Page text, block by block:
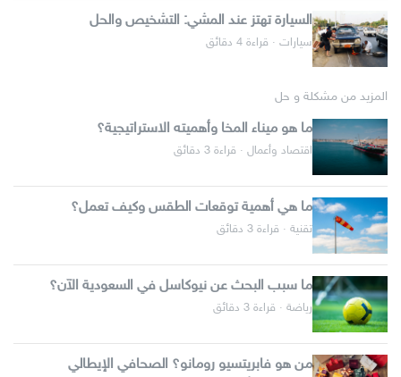
السيارة تهتز عند المشي: التشخيص والحل
سيارات · قراءة 4 دقائق
المزيد من مشكلة و حل
ما هو ميناء المخا وأهميته الاستراتيجية؟
اقتصاد وأعمال · قراءة 3 دقائق
ما هي أهمية توقعات الطقس وكيف تعمل؟
تقنية · قراءة 3 دقائق
ما سبب البحث عن نيوكاسل في السعودية الآن؟
رياضة · قراءة 3 دقائق
من هو فابريتسيو رومانو؟ الصحافي الإيطالي